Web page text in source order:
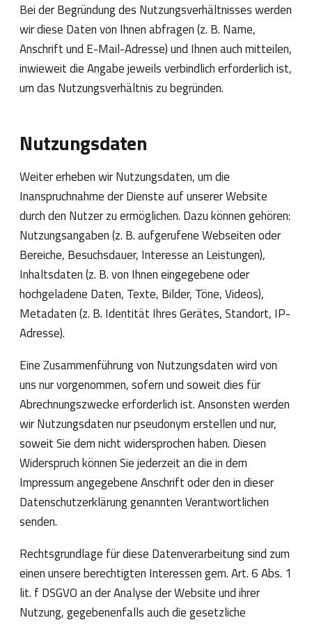
Bei der Begründung des Nutzungsverhältnisses werden
wir diese Daten von Ihnen abfragen (z. B. Name,
Anschrift und E-Mail-Adresse) und Ihnen auch mitteilen,
inwieweit die Angabe jeweils verbindlich erforderlich ist,
um das Nutzungsverhältnis zu begründen.
Nutzungsdaten
Weiter erheben wir Nutzungsdaten, um die
Inanspruchnahme der Dienste auf unserer Website
durch den Nutzer zu ermöglichen. Dazu können gehören:
Nutzungsangaben (z. B. aufgerufene Webseiten oder
Bereiche, Besuchsdauer, Interesse an Leistungen),
Inhaltsdaten (z. B. von Ihnen eingegebene oder
hochgeladene Daten, Texte, Bilder, Töne, Videos),
Metadaten (z. B. Identität Ihres Gerätes, Standort, IP-
Adresse).
Eine Zusammenführung von Nutzungsdaten wird von
uns nur vorgenommen, sofern und soweit dies für
Abrechnungszwecke erforderlich ist. Ansonsten werden
wir Nutzungsdaten nur pseudonym erstellen und nur,
soweit Sie dem nicht widersprochen haben. Diesen
Widerspruch können Sie jederzeit an die in dem
Impressum angegebene Anschrift oder den in dieser
Datenschutzerklärung genannten Verantwortlichen
senden.
Rechtsgrundlage für diese Datenverarbeitung sind zum
einen unsere berechtigten Interessen gem. Art. 6 Abs. 1
lit. f DSGVO an der Analyse der Website und ihrer
Nutzung, gegebenenfalls auch die gesetzliche